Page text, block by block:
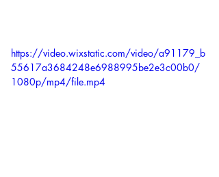
https://video.wixstatic.com/video/a91179_b
55617a3684248e6988995be2e3c00b0/
1080p/mp4/file.mp4